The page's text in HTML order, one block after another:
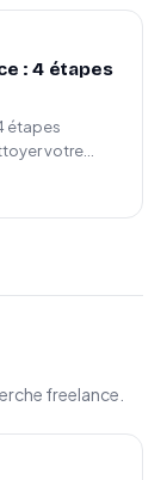
: 4 étapes
étapes
votre
freelance.